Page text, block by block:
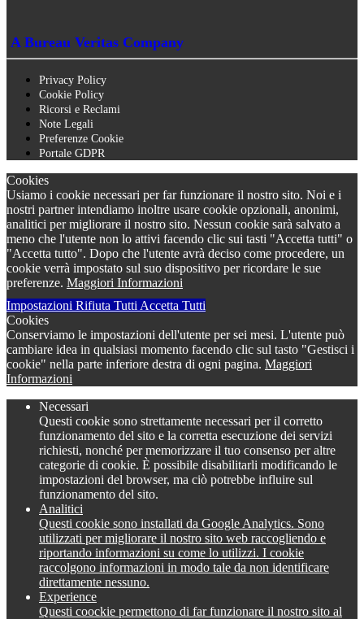
A Bureau Veritas Company
Privacy Policy
Cookie Policy
Ricorsi e Reclami
Note Legali
Preferenze Cookie
Portale GDPR
Cookies
Usiamo i cookie necessari per far funzionare il nostro sito. Noi e i
nostri partner intendiamo inoltre usare cookie opzionali, anonimi,
analitici per migliorare il nostro sito. Nessun cookie sarà salvato a
meno che l'utente non lo attivi facendo clic sui tasti "Accetta tutti" o
"Accetta tutto". Dopo che l'utente avrà deciso come procedere, un
cookie verrà impostato sul suo dispositivo per ricordare le sue
preferenze. Maggiori Informazioni
Impostazioni Rifiuta Tutti Accetta Tutti
Cookies
Conserviamo le impostazioni dell'utente per sei mesi. L'utente può
cambiare idea in qualsiasi momento facendo clic sul tasto "Gestisci i
cookie" nella parte inferiore destra di ogni pagina. Maggiori
Informazioni
Necessari
Questi cookie sono strettamente necessari per il corretto
funzionamento del sito e la corretta esecuzione dei servizi
richiesti, nonché per memorizzare il tuo consenso per altre
categorie di cookie. È possibile disabilitarli modificando le
impostazioni del browser, ma ciò potrebbe influire sul
funzionamento del sito.
Analitici
Questi cookie sono installati da Google Analytics. Sono
utilizzati per migliorare il nostro sito web raccogliendo e
riportando informazioni su come lo utilizzi. I cookie
raccolgono informazioni in modo tale da non identificare
direttamente nessuno.
Experience
Questi coockie permettono di far funzionare il nostro sito al